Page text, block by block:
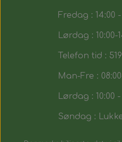
Fredag : 14:00 -
Lørdag : 10:00-
Telefon tid :
Man-Fre :
Lørdag : 10:00 -
Søndag :